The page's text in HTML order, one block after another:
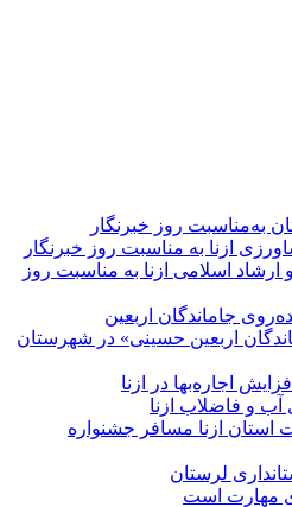
به‌مناسبت روز خبرنگار
ازنا به مناسبت روز خبرنگار
ارشاد اسلامی ازنا به مناسبت روز
جاماندگان اربعین
اربعین حسینی» در شهرستان
اجاره‌بها در ازنا
آب و فاضلاب ازنا
ازنا مسافر جشنواره
لرستان
مهارت است